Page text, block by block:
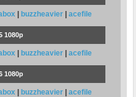
buzzheavier acefile
1080p
buzzheavier acefile
1080p
buzzheavier acefile